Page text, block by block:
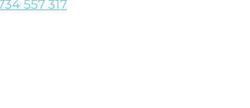
557 317